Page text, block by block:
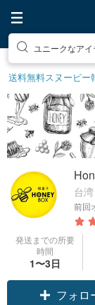
ユニークなア
送料無料スヌーピー
台
前回
発送までの所要
時間
1〜3日
フォロ